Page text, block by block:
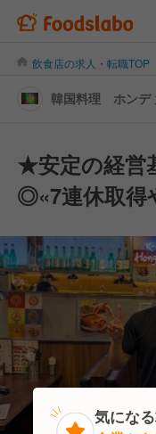
飲食店の求人・転職TOP
韓国料理 ホンデ
★安定の経営
◎«7連休取得
気にな